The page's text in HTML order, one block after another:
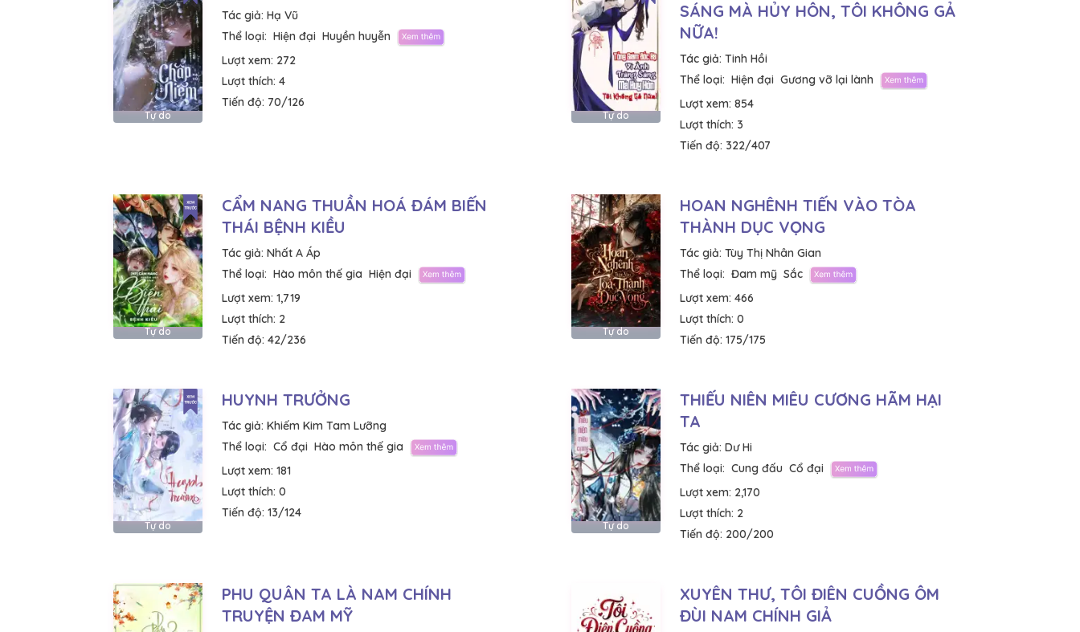
Tự do
Tác giả: Hạ Vũ
Thể loại: Hiện đại Huyền huyễn
Lượt xem: 272
Lượt thích: 4
Tiến độ: 70/126
Tự do
SÁNG MÀ HỦY HÔN, TÔI KHÔNG GẢ
NỮA!
Tác giả: Tinh Hồi
Thể loại: Hiện đại Gương vỡ lại lành
Lượt xem: 854
Lượt thích: 3
Tiến độ: 322/407
Tự do
CẨM NANG THUẦN HOÁ ĐÁM BIẾN
THÁI BỆNH KIỀU
Tác giả: Nhất A Áp
Thể loại: Hào môn thế gia Hiện đại
Lượt xem: 1,719
Lượt thích: 2
Tiến độ: 42/236
Tự do
HOAN NGHÊNH TIẾN VÀO TÒA
THÀNH DỤC VỌNG
Tác giả: Tùy Thị Nhân Gian
Thể loại: Đam mỹ Sắc
Lượt xem: 466
Lượt thích: 0
Tiến độ: 175/175
Tự do
HUYNH TRƯỞNG
Tác giả: Khiếm Kim Tam Lưỡng
Thể loại: Cổ đại Hào môn thế gia
Lượt xem: 181
Lượt thích: 0
Tiến độ: 13/124
Tự do
THIẾU NIÊN MIÊU CƯƠNG HÃM HẠI
TA
Tác giả: Dư Hi
Thể loại: Cung đấu Cổ đại
Lượt xem: 2,170
Lượt thích: 2
Tiến độ: 200/200
PHU QUÂN TA LÀ NAM CHÍNH
TRUYỆN ĐAM MỸ
XUYÊN THƯ, TÔI ĐIÊN CUỒNG ÔM
ĐÙI NAM CHÍNH GIẢ